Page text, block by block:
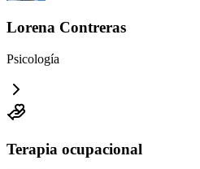
Lorena Contreras
Psicología
Terapia ocupacional